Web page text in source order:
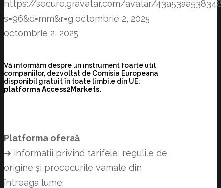
https://secure.gravatar.com/avatar/
s=96&d=mm&r=g octombrie 2, 2025
octombrie 2, 2025
Vă informăm despre un instrument foarte util
companiilor, dezvoltat de Comisia Europeana
disponibil gratuit în toate limbile din UE:
platforma Access2Markets.
Platforma oferaă
➔ informații privind tarifele, regulile de
origine și procedurile vamale din
întreaga lume;